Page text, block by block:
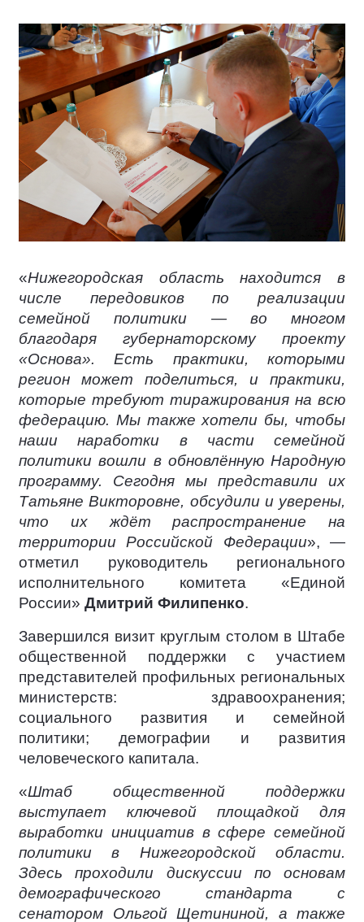
«Нижегородская область находится в
числе передовиков по реализации
семейной политики — во многом
благодаря губернаторскому проекту
«Основа». Есть практики, которыми
регион может поделиться, и практики,
которые требуют тиражирования на всю
федерацию. Мы также хотели бы, чтобы
наши наработки в части семейной
политики вошли в обновлённую Народную
программу. Сегодня мы представили их
Татьяне Викторовне, обсудили и уверены,
что их ждёт распространение на
территории Российской Федерации», —
отметил руководитель регионального
исполнительного комитета «Единой
России» Дмитрий Филипенко.
Завершился визит круглым столом в Штабе
общественной поддержки с участием
представителей профильных региональных
министерств: здравоохранения;
социального развития и семейной
политики; демографии и развития
человеческого капитала.
«Штаб общественной поддержки
выступает ключевой площадкой для
выработки инициатив в сфере семейной
политики в Нижегородской области.
Здесь проходили дискуссии по основам
демографического стандарта с
сенатором Ольгой Щетининой, а также